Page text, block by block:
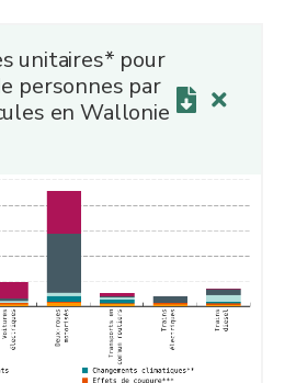
unitaires* pour
personnes par
en Wallonie